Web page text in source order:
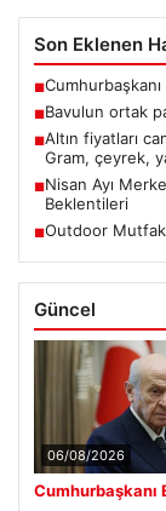
Son Eklenen
■
■Bavulun ortak
■Altın fiyatları
Gram, çeyrek,
■Nisan Ayı
Beklentileri
■Outdoor
Güncel
06/08/2026